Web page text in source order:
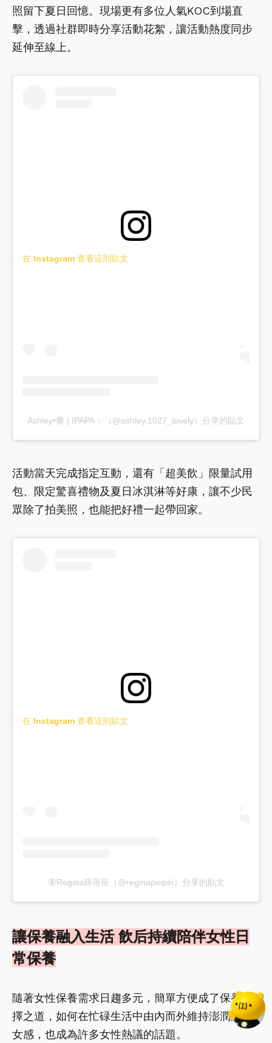
照留下夏日回憶。現場更有多位人氣KOC到場直
擊，透過社群即時分享活動花絮，讓活動熱度同步
延伸至線上。
在 Instagram 查看這則貼文
Ashley•蕎 | IPAPA ✨（@ashley.1027_lovely）分享的貼文
活動當天完成指定互動，還有「超美飲」限量試用
包、限定驚喜禮物及夏日冰淇淋等好康，讓不少民
眾除了拍美照，也能把好禮一起帶回家。
在 Instagram 查看這則貼文
🦋Regina薛蓓蓓（@reginapeipei）分享的貼文
讓保養融入生活 飲后持續陪伴女性日
常保養
隨著女性保養需求日趨多元，簡單方便成了保養選
擇之道，如何在忙碌生活中由內而外維持澎潤的少
女感，也成為許多女性熱議的話題。